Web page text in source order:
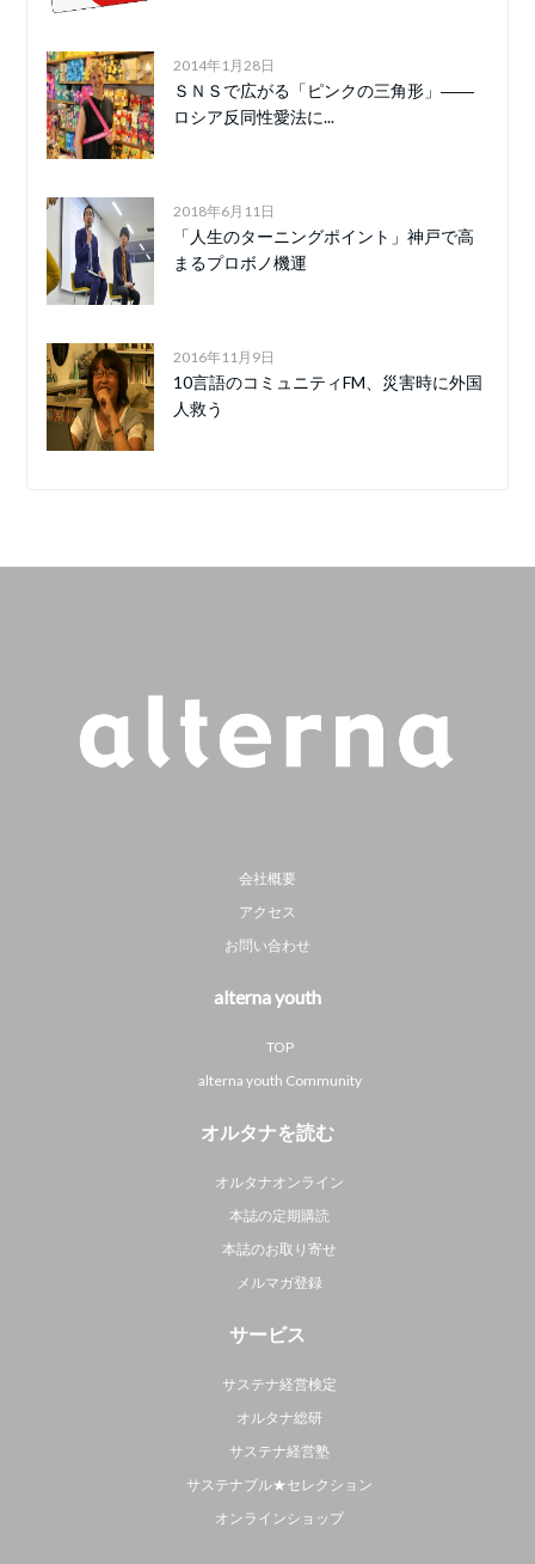
2014年1月28日
ＳＮＳで広がる「ピンクの三角形」――
ロシア反同性愛法に...
2018年6月11日
「人生のターニングポイント」神戸で高
まるプロボノ機運
2016年11月9日
10言語のコミュニティFM、災害時に外国
人救う
会社概要
アクセス
お問い合わせ
alterna youth
TOP
alterna youth Community
オルタナを読む
オルタナオンライン
本誌の定期購読
本誌のお取り寄せ
メルマガ登録
サービス
サステナ経営検定
オルタナ総研
サステナ経営塾
サステナブル★セレクション
オンラインショップ